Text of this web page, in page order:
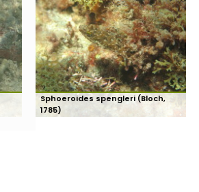
Sphoeroides spengleri (Bloch,
1785)